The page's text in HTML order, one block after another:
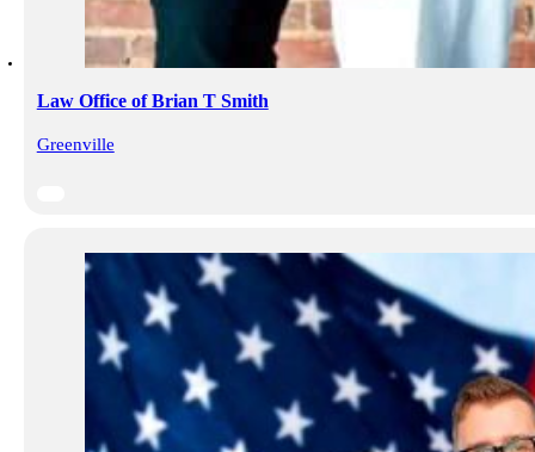
Law Office of Brian T Smith
Greenville